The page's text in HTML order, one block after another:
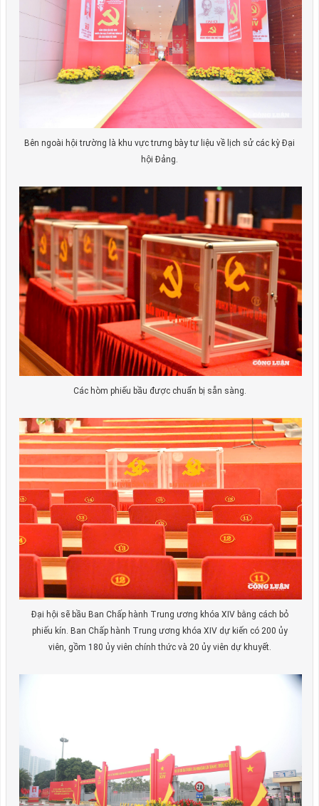
Bên ngoài hội trường là khu vực trưng bày tư liệu về lịch sử các kỳ Đại
hội Đảng.
Các hòm phiếu bầu được chuẩn bị sẵn sàng.
Đại hội sẽ bầu Ban Chấp hành Trung ương khóa XIV bằng cách bỏ
phiếu kín. Ban Chấp hành Trung ương khóa XIV dự kiến có 200 ủy
viên, gồm 180 ủy viên chính thức và 20 ủy viên dự khuyết.